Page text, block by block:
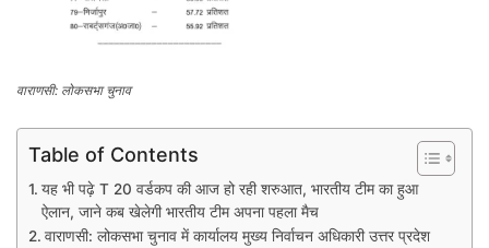
वाराणसी: लोकसभा चुनाव
Table of Contents
यह भी पढ़े T 20 वर्डकप की आज हो रही शरुआत, भारतीय टीम का हुआ
ऐलान, जाने कब खेलेगी भारतीय टीम अपना पहला मैच
वाराणसी: लोकसभा चुनाव में कार्यालय मुख्य निर्वाचन अधिकारी उत्तर प्रदेश